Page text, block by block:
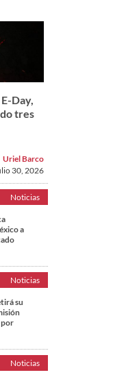
Day,
tres
Uriel Barco
30, 2026
Noticias
a
Noticias
su
por
Noticias